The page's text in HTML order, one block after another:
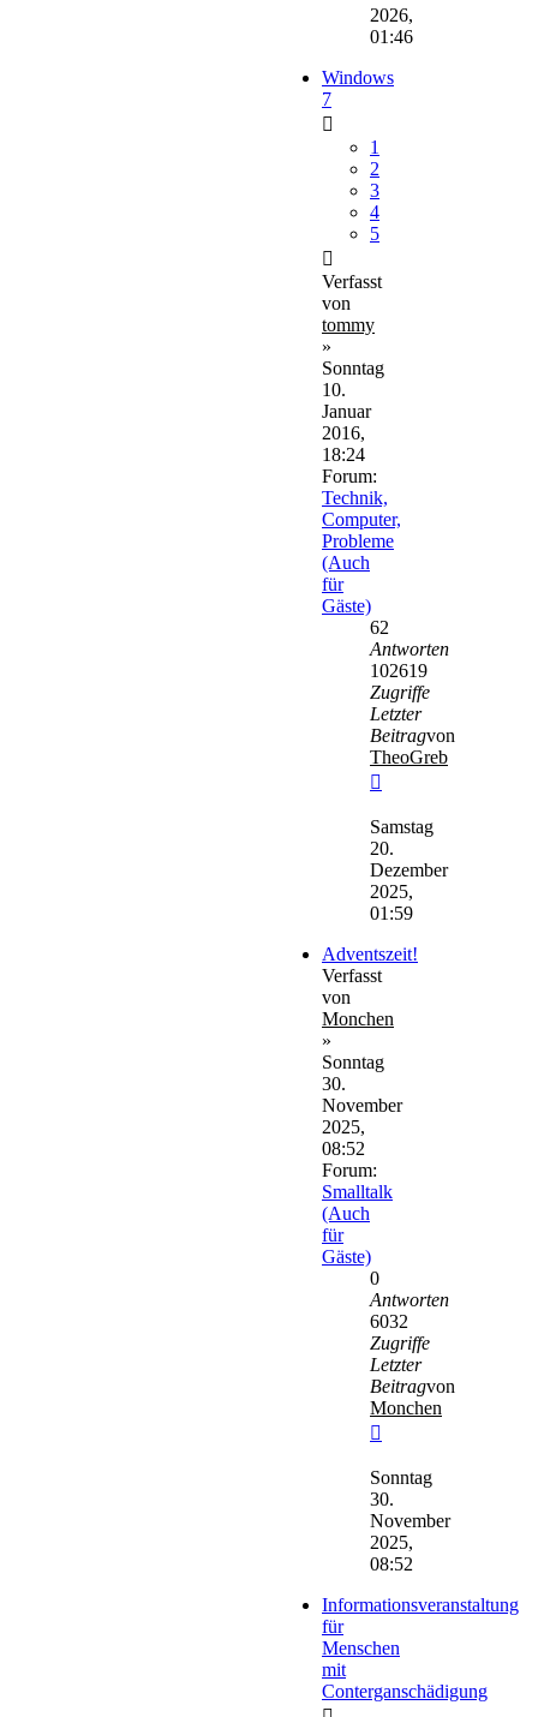
2026,
01:46
Windows
7
1
2
3
4
5
Verfasst
von
tommy
»
Sonntag
10.
Januar
2016,
18:24
Forum:
Technik,
Computer,
Probleme
(Auch
für
Gäste)
62
Antworten
102619
Zugriffe
Letzter
Beitragvon
TheoGreb
Beitrag
Samstag
20.
Dezember
2025,
01:59
Adventszeit!
Verfasst
von
Monchen
»
Sonntag
30.
November
2025,
08:52
Forum:
Smalltalk
(Auch
für
Gäste)
0
Antworten
6032
Zugriffe
Letzter
Beitragvon
Monchen
Beitrag
Sonntag
30.
November
2025,
08:52
Informationsveranstaltung
für
Menschen
mit
Conterganschädigung